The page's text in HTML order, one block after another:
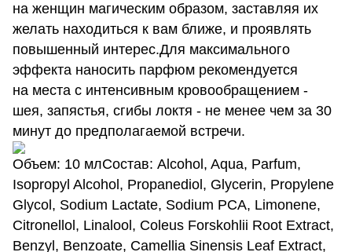
на женщин магическим образом, заставляя их
желать находиться к вам ближе, и проявлять
повышенный интерес.Для максимального
эффекта наносить парфюм рекомендуется
на места с интенсивным кровообращением -
шея, запястья, сгибы локтя - не менее чем за 30
минут до предполагаемой встречи.
Объем: 10 млСостав: Alcohol, Aqua, Parfum,
Isopropyl Alcohol, Propanediol, Glycerin, Propylene
Glycol, Sodium Lactate, Sodium PCA, Limonene,
Citronellol, Linalool, Coleus Forskohlii Root Extract,
Benzyl, Benzoate, Camellia Sinensis Leaf Extract,